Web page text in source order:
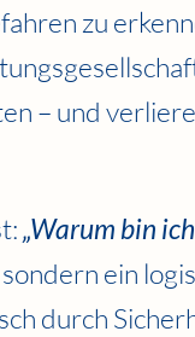
zu
– und
„Warum bin
ein
durch